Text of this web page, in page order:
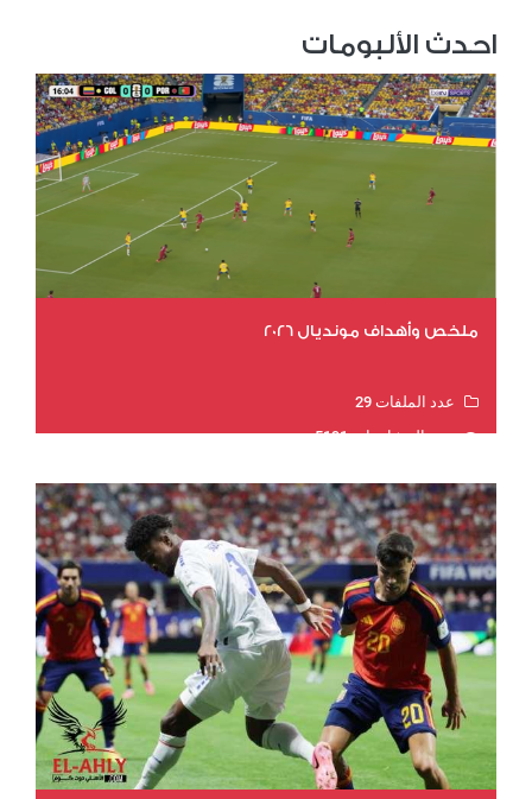
احدث الألبومات
ملخص وأهداف مونديال 2026
عدد الملفات 29
عدد المشاهدات 5191